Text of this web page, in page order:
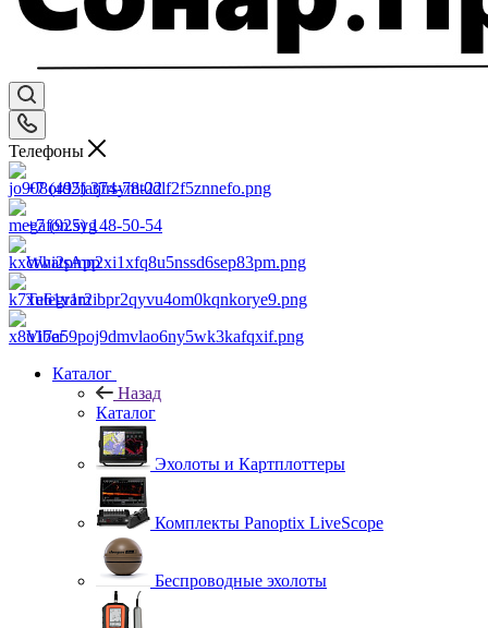
Телефоны
+7 (495) 374-78-22
+7 (925) 148-50-54
WhatsApp
Telegram
Viber
Каталог
Назад
Каталог
Эхолоты и Картплоттеры
Комплекты Panoptix LiveScope
Беспроводные эхолоты